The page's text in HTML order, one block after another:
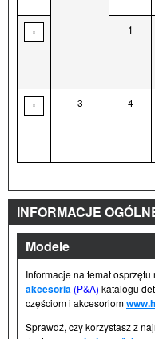
1
3 4
INFORMACJE
Modele
Informacje na temat
akcesoria (P&A) katalogu
częściom i akcesoriom
Sprawdź, czy korzystasz z